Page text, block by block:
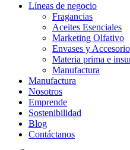
Líneas de negocio
Fragancias
Aceites Esenciales
Marketing Olfativo
Envases y
Materia prima e
Manufactura
Manufactura
Nosotros
Emprende
Sostenibilidad
Blog
Contáctanos